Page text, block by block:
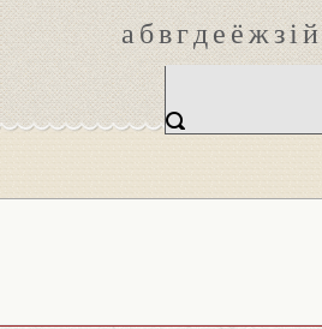
абвгдеёжзій